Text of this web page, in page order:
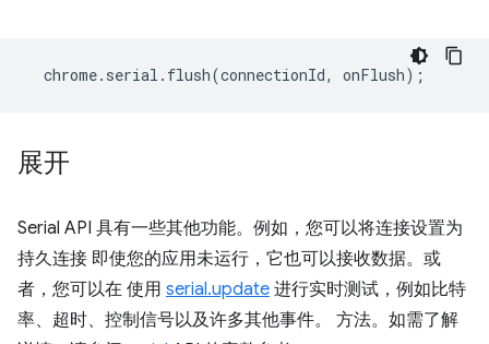
chrome. serial . flush(connectionId, onFlush);
展开
Serial API 具有一些其他功能。例如，您可以将连接设置为
持久连接 即使您的应用未运行，它也可以接收数据。或
者，您可以在 使用 serial.update 进行实时测试，例如比特
率、超时、控制信号以及许多其他事件。 方法。如需了解